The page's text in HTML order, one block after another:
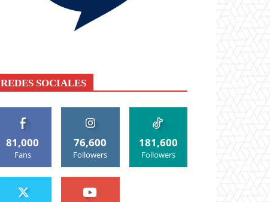
REDES SOCIALES
81,000
Fans
76,600
Followers
181,600
Followers